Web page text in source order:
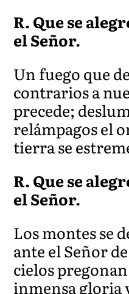
R. Que se
el Señor.
Un fuego que
contrarios a
precede;
relámpagos el
tierra se
R. Que se
el Señor.
Los montes se
ante el Señor
cielos
inmensa gloria